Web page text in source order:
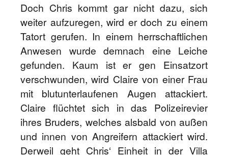
Doch Chris kommt gar nicht dazu, sich
weiter aufzuregen, wird er doch zu einem
Tatort gerufen. In einem herrschaftlichen
Anwesen wurde demnach eine Leiche
gefunden. Kaum ist er gen Einsatzort
verschwunden, wird Claire von einer Frau
mit blutunterlaufenen Augen attackiert.
Claire flüchtet sich in das Polizeirevier
ihres Bruders, welches alsbald von außen
und innen von Angreifern attackiert wird.
Derweil geht Chris‘ Einheit in der Villa